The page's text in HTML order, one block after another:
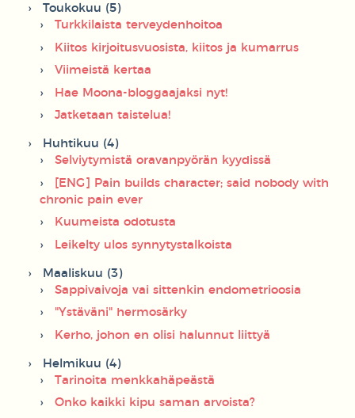
Toukokuu (5)
Turkkilaista terveydenhoitoa
Kiitos kirjoitusvuosista, kiitos ja kumarrus
Viimeistä kertaa
Hae Moona-bloggaajaksi nyt!
Jatketaan taistelua!
Huhtikuu (4)
Selviytymistä oravanpyörän kyydissä
[ENG] Pain builds character; said nobody with
chronic pain ever
Kuumeista odotusta
Leikelty ulos synnytystalkoista
Maaliskuu (3)
Sappivaivoja vai sittenkin endometrioosia
"Ystäväni" hermosärky
Kerho, johon en olisi halunnut liittyä
Helmikuu (4)
Tarinoita menkkahäpeästä
Onko kaikki kipu saman arvoista?